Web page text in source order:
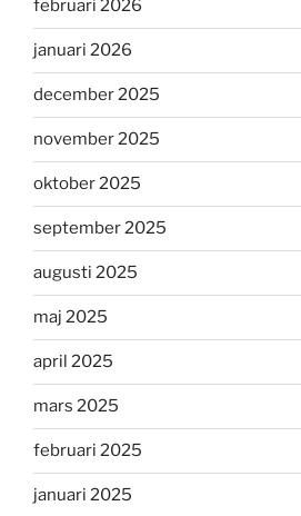
februari 2026
januari 2026
december 2025
november 2025
oktober 2025
september 2025
augusti 2025
maj 2025
april 2025
mars 2025
februari 2025
januari 2025